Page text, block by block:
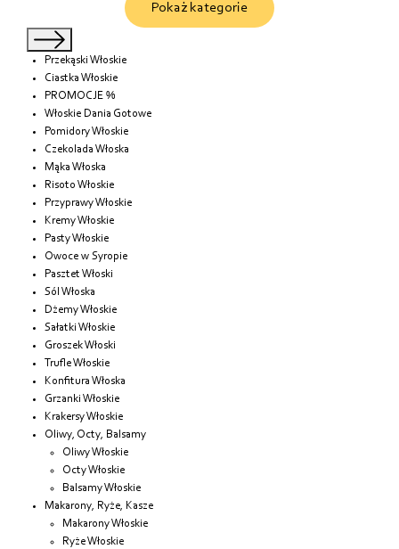
Pokaż kategorie
Przekąski Włoskie
Ciastka Włoskie
PROMOCJE %
Włoskie Dania Gotowe
Pomidory Włoskie
Czekolada Włoska
Mąka Włoska
Risoto Włoskie
Przyprawy Włoskie
Kremy Włoskie
Pasty Włoskie
Owoce w Syropie
Pasztet Włoski
Sól Włoska
Dżemy Włoskie
Sałatki Włoskie
Groszek Włoski
Trufle Włoskie
Konfitura Włoska
Grzanki Włoskie
Krakersy Włoskie
Oliwy, Octy, Balsamy
Oliwy Włoskie
Octy Włoskie
Balsamy Włoskie
Makarony, Ryże, Kasze
Makarony Włoskie
Ryże Włoskie